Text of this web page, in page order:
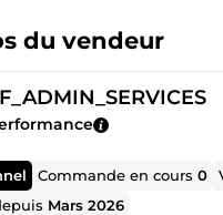
du vendeur
Commande en cours0
Mars 2026